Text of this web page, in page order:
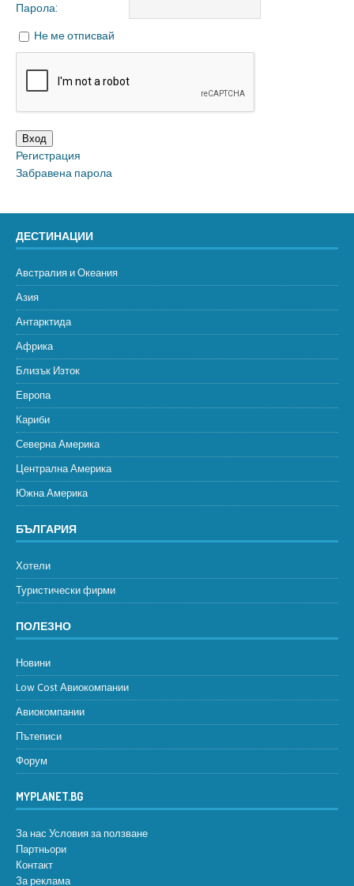
Парола:
Не ме отписвай
Вход
Регистрация
Забравена парола
ДЕСТИНАЦИИ
Австралия и Океания
Азия
Антарктида
Африка
Близък Изток
Европа
Кариби
Северна Америка
Централна Америка
Южна Америка
БЪЛГАРИЯ
Хотели
Туристически фирми
ПОЛЕЗНО
Новини
Low Cost Авиокомпании
Авиокомпании
Пътеписи
Форум
MYPLANET.BG
За нас Условия за ползване
Партньори
Контакт
За реклама